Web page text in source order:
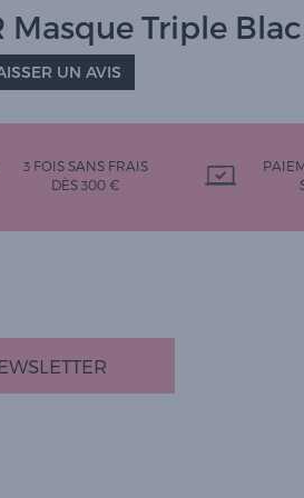
Masque Triple
UN AVIS
3 FOIS SANS FRAIS
DÈS 300 €